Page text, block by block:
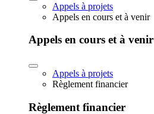
Appels à projets
Appels en cours et à venir
Appels en cours et à venir
Appels à projets
Règlement financier
Règlement financier